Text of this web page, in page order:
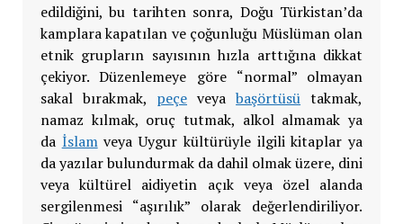
edildiğini, bu tarihten sonra, Doğu Türkistan’da
kamplara kapatılan ve çoğunluğu Müslüman olan
etnik grupların sayısının hızla arttığına dikkat
çekiyor. Düzenlemeye göre “normal” olmayan
sakal bırakmak, peçeveyabaşörtüsü takmak,
namaz kılmak, oruç tutmak, alkol almamak ya
da İslamveya Uygur kültürüyle ilgili kitaplar ya
da yazılar bulundurmak da dahil olmak üzere, dini
veya kültürel aidiyetin açık veya özel alanda
sergilenmesi “aşırılık” olarak değerlendiriliyor.